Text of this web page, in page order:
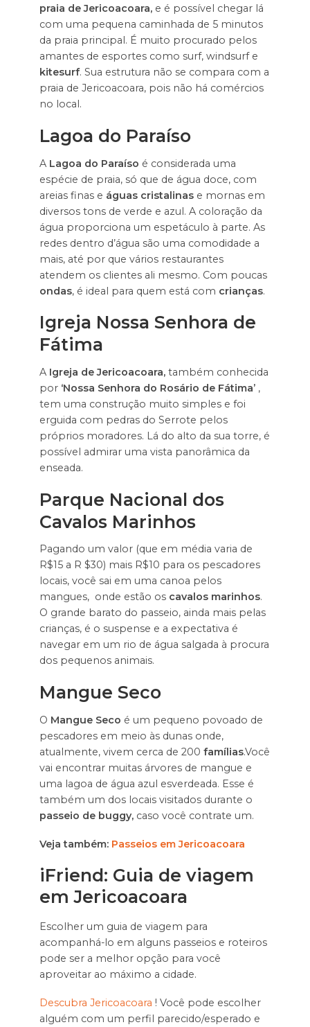
praia de Jericoacoara,e é possível chegar lá
com uma pequena caminhada de 5 minutos
da praia principal. É muito procurado pelos
amantes de esportes como surf, windsurf e
kitesurf. Sua estrutura não se compara com a
praia de Jericoacoara, pois não há comércios
no local.
Lagoa do Paraíso
A Lagoa do Paraíso é considerada uma
espécie de praia, só que de água doce, com
areias finas e águas cristalinase mornas em
diversos tons de verde e azul. A coloração da
água proporciona um espetáculo à parte. As
redes dentro d’água são uma comodidade a
mais, até por que vários restaurantes
atendem os clientes ali mesmo. Com poucas
ondas, é ideal para quem está com crianças.
Igreja Nossa Senhora de
Fátima
A Igreja de Jericoacoara,também conhecida
por ‘Nossa Senhora do Rosário de Fátima’ ,
tem uma construção muito simples e foi
erguida com pedras do Serrote pelos
próprios moradores. Lá do alto da sua torre, é
possível admirar uma vista panorâmica da
enseada.
Parque Nacional dos
Cavalos Marinhos
Pagando um valor (que em média varia de
R$15 a R $30) mais R$10 para os pescadores
locais, você sai em uma canoa pelos
mangues, onde estão os cavalos marinhos.
O grande barato do passeio, ainda mais pelas
crianças, é o suspense e a expectativa é
navegar em um rio de água salgada à procura
dos pequenos animais.
Mangue Seco
O Mangue Seco é um pequeno povoado de
pescadores em meio às dunas onde,
atualmente, vivem cerca de 200 famílias.Você
vai encontrar muitas árvores de mangue e
uma lagoa de água azul esverdeada. Esse é
também um dos locais visitados durante o
passeio de buggy, caso você contrate um.
Veja também: Passeios em Jericoacoara
iFriend: Guia de viagem
em Jericoacoara
Escolher um guia de viagem para
acompanhá-lo em alguns passeios e roteiros
pode ser a melhor opção para você
aproveitar ao máximo a cidade.
Descubra Jericoacoara ! Você pode escolher
alguém com um perfil parecido/esperado e